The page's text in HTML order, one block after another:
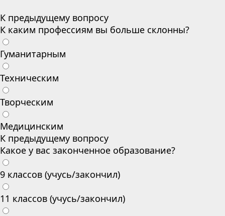
К предыдущему вопросу
К каким профессиям вы больше склонны?
Гуманитарным
Техническим
Творческим
Медицинским
К предыдущему вопросу
Какое у вас законченное образование?
9 классов (учусь/закончил)
11 классов (учусь/закончил)